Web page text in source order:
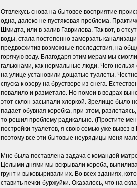
Отвлекусь снова на бытовое восприятие
одна, далеко не пустяковая проблема.
Шмидта, или в залив Гаврилова. Так вот, в
воды, стала постепенно замерзать
предвосхитив возможные последствия, на
горячую воду. Благодаря этим мерам мы
гальюнами, как нормальные люди. Чего нельзя
на улице установили дощатые туалеты.
спуска к озеру на бруствере из снега.
повалило и разметало. Но помои в ведрах
этот склон засыпали хлоркой. Зрелище было
падает обувная коробка, при этом,
то решил проблему радикально. (Простите
постройки туалетов, я свою семью уже вывез
поэтому все эти бытовые неурядицы меня
Мне была поставлена задача с командой
Целыми днями мы вскрывали короба,
грунт и выковыривали их. Во всех зданиях,
ставить печки-буржуйки. Оказалось, что на